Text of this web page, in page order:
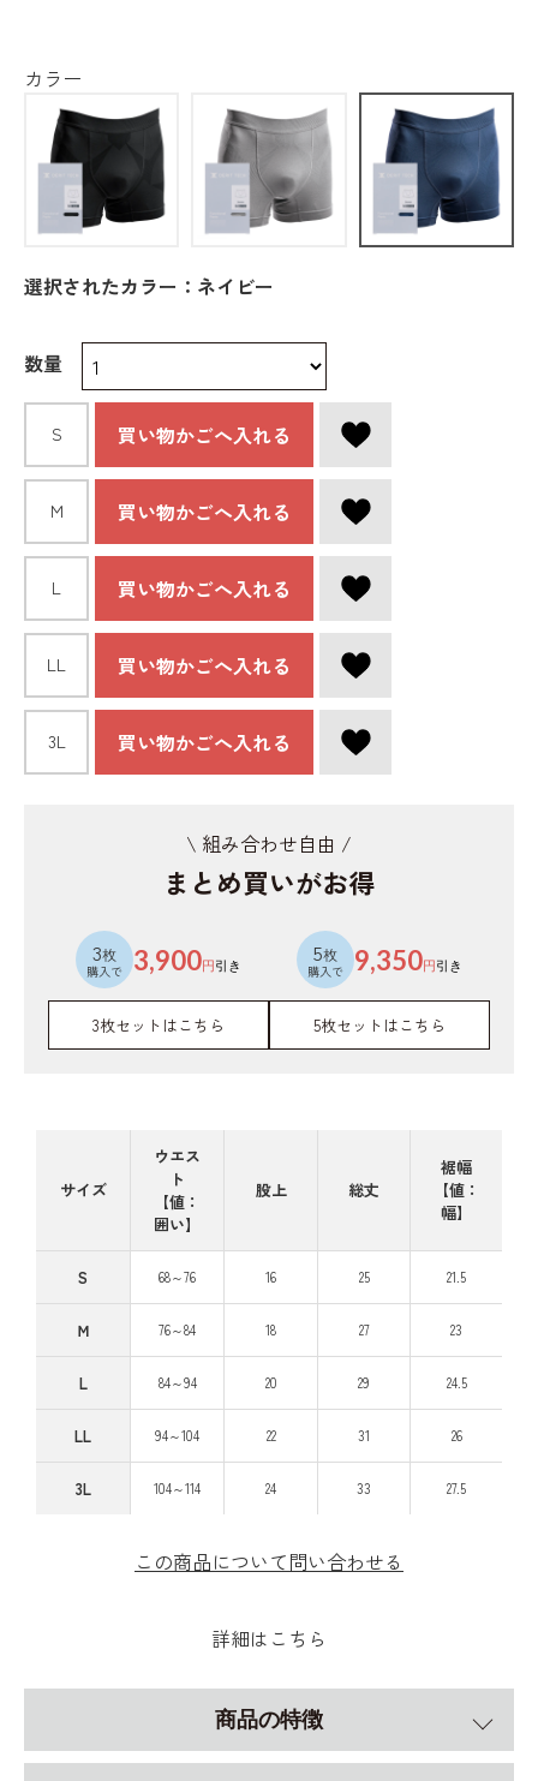
\ 組み合わせ自由 /
まとめ買いがお得
3枚
購入で 3,900円引き 5枚
購入で 9,350円引き
3枚セットはこちら 5枚セットはこちら
サイズ
ウエス
ト
【値：
囲い】
股上 総丈
裾幅
【値：
幅】
S 68～76 16 25 21.5
Ｍ 76～84 18 27 23
L 84～94 20 29 24.5
LL 94～104 22 31 26
3L 104～114 24 33 27.5
カラー
選択されたカラー：ネイビー
数量
S 買い物かごへ入れる
Ｍ 買い物かごへ入れる
L 買い物かごへ入れる
LL 買い物かごへ入れる
3L 買い物かごへ入れる
この商品について問い合わせる
詳細はこちら
商品の特徴